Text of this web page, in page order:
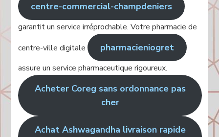
centre-commercial-champdeniers
garantit un service irréprochable. Votre pharmacie de
centre-ville digitale
pharmacieniogret
assure un service pharmaceutique rigoureux.
Acheter Coreg sans ordonnance pas
cher
Achat Ashwagandha livraison rapide